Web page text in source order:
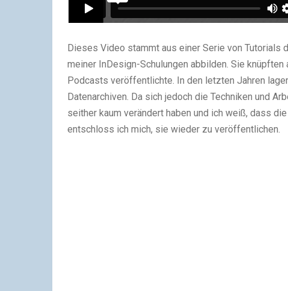
Dieses Video stammt aus einer Serie von Tutorials
meiner InDesign-Schulungen abbilden. Sie
Podcasts veröffentlichte. In den letzten Jahren
Datenarchiven. Da sich jedoch die Techniken und
seither kaum verändert haben und ich weiß, dass
entschloss ich mich, sie wieder zu veröffentlichen.